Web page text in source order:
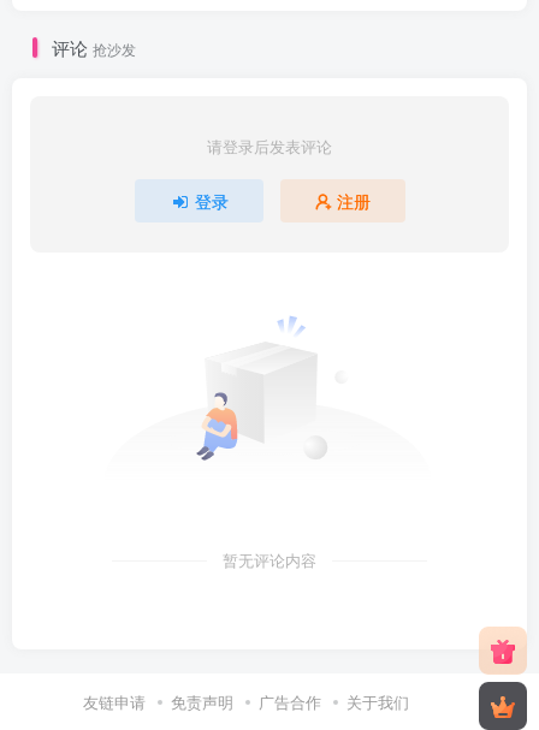
评论 抢沙发
请登录后发表评论
登录 注册
暂无评论内容
友链申请 免责声明 广告合作 关于我们